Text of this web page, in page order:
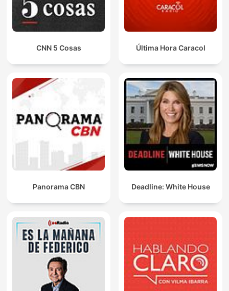
CNN 5 Cosas Última Hora Caracol
Panorama CBN Deadline: White House